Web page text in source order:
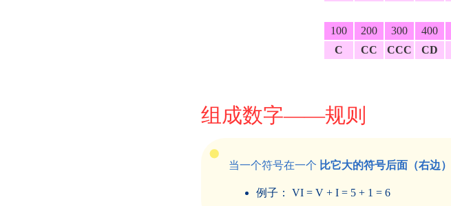
100 200 300 400
C
CC CCC CD
组成数字――规则
当一个符号在一个 比它大的符号后面（右边）
例子： VI = V + I = 5 + 1 = 6